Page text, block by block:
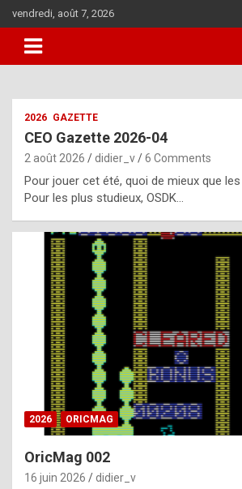
to
content
vendredi, août 7, 2026
i
u
l
y
d
i
ff
i
2026 GAZETTE
CEO Gazette 2026-04
2 août 2026 didier_v 6 Comments
Pour jouer cet été, quoi de mieux que
Pour les plus studieux, OSDK…
2026 ORICMAG
OricMag 002
16 juin 2026 didier_v